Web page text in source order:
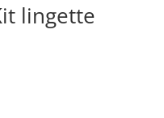
lingette